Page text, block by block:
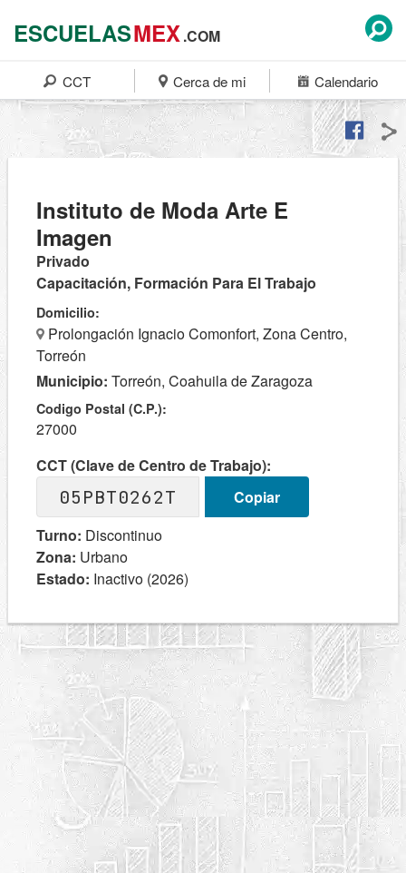
ESCUELASMEX.COM
CCT Cerca de mi Calendario
Instituto de Moda Arte E
Imagen
Privado
Capacitación, Formación Para El Trabajo
Domicilio:
Prolongación Ignacio Comonfort, Zona Centro,
Torreón
Municipio: Torreón, Coahuila de Zaragoza
Codigo Postal (C.P.):
27000
CCT (Clave de Centro de Trabajo):
05PBT0262T
Copiar
Turno: Discontinuo
Zona: Urbano
Estado: Inactivo (2026)